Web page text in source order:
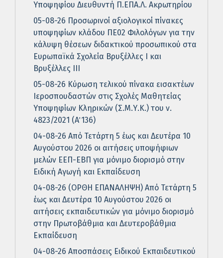
Υποψηφίου Διευθυντή Π.ΕΠΑ.Λ. Ακρωτηρίου
05-08-26 Προσωρινοί αξιολογικοί πίνακες
υποψηφίων κλάδου ΠΕ02 Φιλολόγων για την
κάλυψη θέσεων διδακτικού προσωπικού στα
Ευρωπαϊκά Σχολεία Βρυξέλλες Ι και
Βρυξέλλες ΙΙΙ
05-08-26 Κύρωση τελικού πίνακα εισακτέων
Ιεροσπουδαστών στις Σχολές Μαθητείας
Υποψηφίων Κληρικών (Σ.Μ.Υ.Κ.) του ν.
4823/2021 (Α΄ 136)
04-08-26 Από Τετάρτη 5 έως και Δευτέρα 10
Αυγούστου 2026 οι αιτήσεις υποψήφιων
μελών ΕΕΠ-ΕΒΠ για μόνιμο διορισμό στην
Ειδική Αγωγή και Εκπαίδευση
04-08-26 (ΟΡΘΗ ΕΠΑΝΑΛΗΨΗ) Από Τετάρτη 5
έως και Δευτέρα 10 Αυγούστου 2026 οι
αιτήσεις εκπαιδευτικών για μόνιμο διορισμό
στην Πρωτοβάθμια και Δευτεροβάθμια
Εκπαίδευση
04-08-26 Αποσπάσεις Ειδικού Εκπαιδευτικού